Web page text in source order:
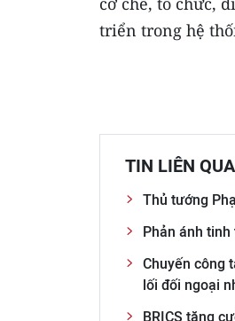
triển trong hệ
TIN LIÊN
Thủ tướng
Phản ánh
Chuyến công
lối đối ngoại
BRICS tăng